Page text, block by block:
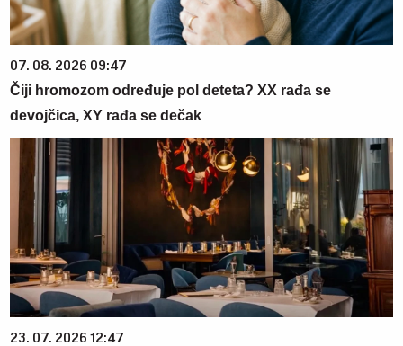
07. 08. 2026 09:47
Čiji hromozom određuje pol deteta? XX rađa se
devojčica, XY rađa se dečak
23. 07. 2026 12:47